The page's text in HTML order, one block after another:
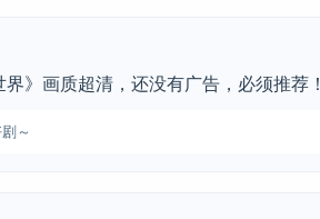
》画质超清，还没有广告，必须推荐！
～